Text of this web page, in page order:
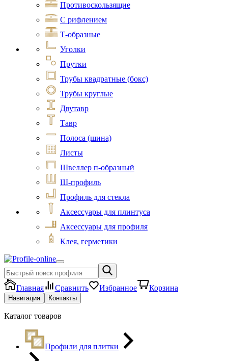
Противоскользящие
С рифлением
Т-образные
Уголки
Прутки
Трубы квадратные (бокс)
Трубы круглые
Двутавр
Тавр
Полоса (шина)
Листы
Швеллер п-образный
Ш-профиль
Профиль для стекла
Аксессуары для плинтуса
Аксессуары для профиля
Клея, герметики
Главная Сравнить Избранное Корзина
Навигация Контакты
Каталог товаров
Профили для плитки